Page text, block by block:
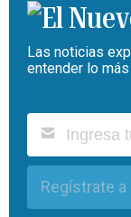
Las noticias
entender lo
Regístrate a